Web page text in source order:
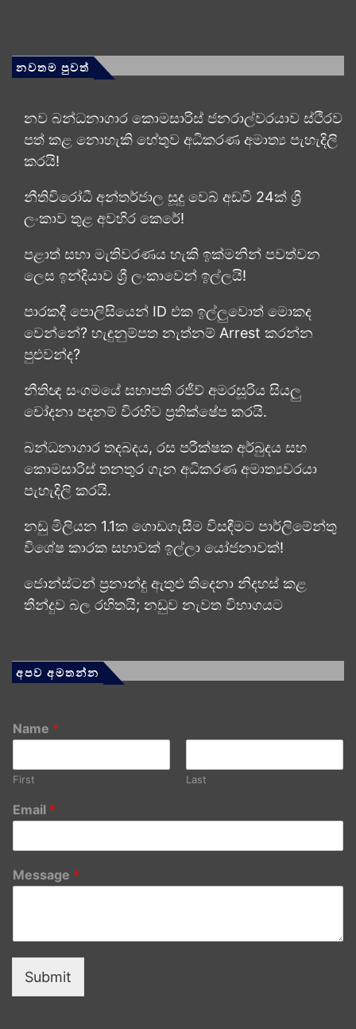
නවතම පුවත්
නව බන්ධනාගාර කොමසාරිස් ජනරාල්වරයාව ස්ථිරව
පත් කළ නොහැකි හේතුව අධිකරණ අමාත්‍ය පැහැදිලි
කරයි!
නීතිවිරෝධී අන්තර්ජාල සූදු වෙබ් අඩවි 24ක් ශ්‍රී
ලංකාව තුළ අවහිර කෙරේ!
පළාත් සභා මැතිවරණය හැකි ඉක්මනින් පවත්වන
ලෙස ඉන්දියාව ශ්‍රී ලංකාවෙන් ඉල්ලයි!
පාරකදී පොලිසියෙන් ID එක ඉල්ලුවොත් මොකද
වෙන්නේ? හැඳුනුම්පත නැත්නම් Arrest කරන්න
පුළුවන්ද?
නීතිඥ සංගමයේ සභාපති රජීව් අමරසූරිය සියලු
චෝදනා පදනම් විරහිව ප්‍රතික්ෂේප කරයි.
බන්ධනාගාර තදබදය, රස පරීක්ෂක අර්බුදය සහ
කොමසාරිස් තනතුර ගැන අධිකරණ අමාත්‍යවරයා
පැහැදිලි කරයි.
නඩු මිලියන 1.1ක ගොඩගැසීම විසඳීමට පාර්ලිමේන්තු
විශේෂ කාරක සභාවක් ඉල්ලා යෝජනාවක්!
ජොන්ස්ටන් ප්‍රනාන්දු ඇතුළු තිදෙනා නිදහස් කළ
තීන්දුව බල රහිතයි; නඩුව නැවත විභාගයට
අපව අමතන්න
Name *
First Last
Email *
Message *
Submit